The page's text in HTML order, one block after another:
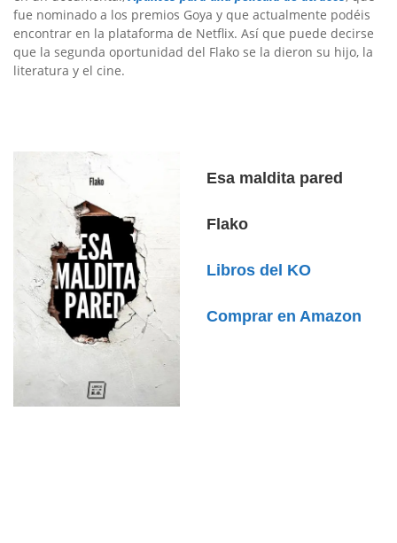
fue nominado a los premios Goya y que actualmente podéis
encontrar en la plataforma de Netflix. Así que puede decirse
que la segunda oportunidad del Flako se la dieron su hijo, la
literatura y el cine.
Esa maldita pared
Flako
Libros del KO
Comprar en Amazon